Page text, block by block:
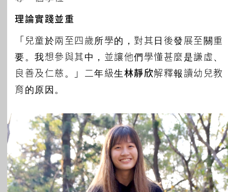
理論實踐並重
「兒童於兩至四歲所學的，對其日後發展至關重
要。我想參與其中，並讓他們學懂甚麼是謙虛、
良善及仁慈。」二年級生林靜欣解釋報讀幼兒教
育的原因。